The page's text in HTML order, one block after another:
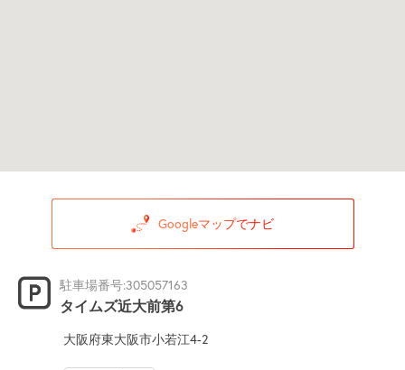
Googleマップでナビ
駐車場番号:305057163
タイムズ近大前第6
大阪府東大阪市小若江4-2